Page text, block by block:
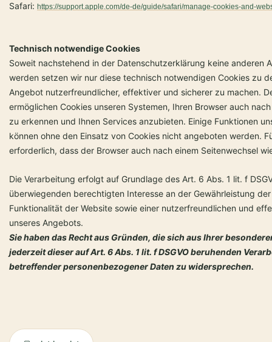
Safari: https://support.apple.com/de-de/guide/safari/manage-cookies-and-
Technisch notwendige Cookies
Soweit nachstehend in der Datenschutzerklärung keine anderen
werden setzen wir nur diese technisch notwendigen Cookies zu
Angebot nutzerfreundlicher, effektiver und sicherer zu machen.
ermöglichen Cookies unseren Systemen, Ihren Browser auch
zu erkennen und Ihnen Services anzubieten. Einige Funktionen
können ohne den Einsatz von Cookies nicht angeboten werden.
erforderlich, dass der Browser auch nach einem Seitenwechsel
Die Verarbeitung erfolgt auf Grundlage des Art. 6 Abs. 1 lit. f
überwiegenden berechtigten Interesse an der Gewährleistung
Funktionalität der Website sowie einer nutzerfreundlichen und
unseres Angebots.
Sie haben das Recht aus Gründen, die sich aus Ihrer
jederzeit dieser auf Art. 6 Abs. 1 lit. f DSGVO beruhenden
betreffender personenbezogener Daten zu widersprechen.